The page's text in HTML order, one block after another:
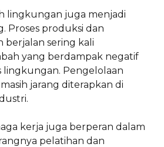
lingkungan juga menjadi
Proses produksi dan
berjalan sering kali
yang berdampak negatif
lingkungan. Pengelolaan
jarang diterapkan di
kerja juga berperan dalam
pelatihan dan